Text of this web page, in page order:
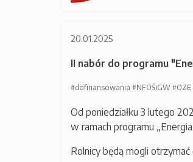
20.01.2025
II nabór do programu
#dofinansowania #NFOŚiGW #OZE
Od poniedziałku 3 lutego
w ramach programu
Rolnicy będą mogli